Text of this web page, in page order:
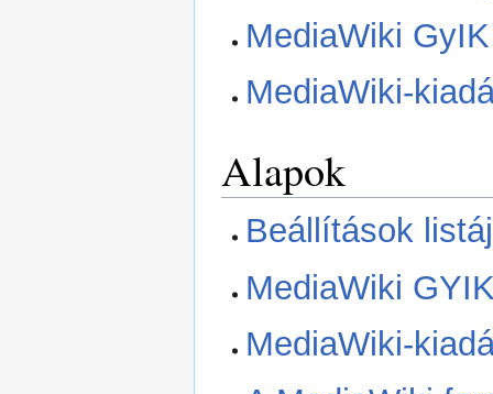
MediaWiki GyIK
MediaWiki-
Alapok
Beállítások
MediaWiki
MediaWiki-